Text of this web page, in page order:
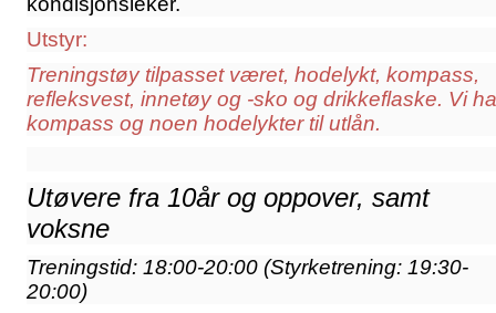
Utstyr:
Treningstøy tilpasset været, hodelykt, kompass,
refleksvest, innetøy og -sko og drikkeflaske. Vi
kompass og noen hodelykter til utlån.
Utøvere fra 10år og oppover, samt
voksne
Treningstid: 18:00-20:00 (Styrketrening: 19:30-
20:00)